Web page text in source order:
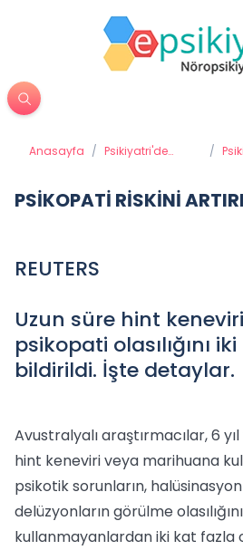
Anasayfa / Psikiyatri'de
/
PSİKOPATİ RİSKİNİ
REUTERS
Uzun süre hint
psikopati olasılığını
bildirildi. İşte detaylar.
Avustralyalı araştırmacılar, 6
hint keneviri veya marihuana
psikotik sorunların,
delüzyonların görülme
kullanmayanlardan iki kat fazla